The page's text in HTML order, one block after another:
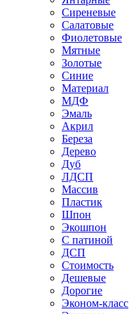
Сиреневые
Салатовые
Фиолетовые
Мятные
Золотые
Синие
Материал
МДФ
Эмаль
Акрил
Береза
Дерево
Дуб
ЛДСП
Массив
Пластик
Шпон
Экошпон
С патиной
ДСП
Стоимость
Дешевые
Дорогие
Эконом-класс